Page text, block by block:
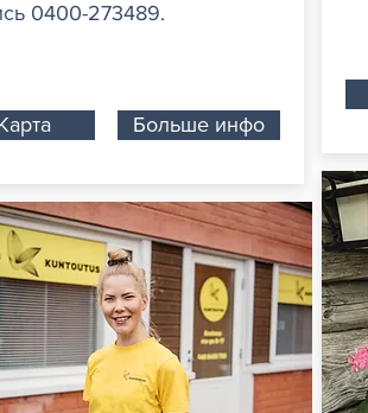
0400-273489.
Больше инфо
Инструкции по вождению